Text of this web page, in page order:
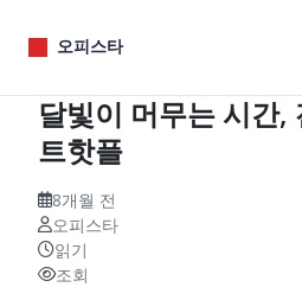
오피스타
달빛이 머무는 시간,
트핫플
8개월 전
오피스타
읽기
조회